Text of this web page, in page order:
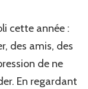
cette année :
des amis, des
de ne
En regardant